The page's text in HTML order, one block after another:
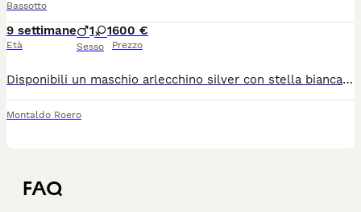
Bassotto
9 settimane
Età
1 1
Sesso
600 €
Prezzo
Disponibili un maschio arlecchino silver con stella bianca sul petto,ed una femmina nero focato.Mamma cioccolato kaninken peso circa 3 kg e papà arlecchino peso circa kg 6,visibili,siamo una famiglia e crescono con noi.Verranno ceduto con vaccino,sverminazione, libretto sanitario e microchip.Maschio arlecchino 900 euro,femmina nero focato 600 euro No perditempo.grazie
Montaldo Roero
FAQ